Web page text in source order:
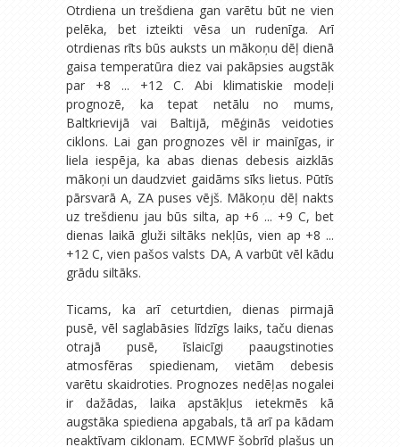
Otrdiena un trešdiena gan varētu būt ne vien
pelēka, bet izteikti vēsa un rudenīga. Arī
otrdienas rīts būs auksts un mākoņu dēļ dienā
gaisa temperatūra diez vai pakāpsies augstāk
par +8 ... +12 C. Abi klimatiskie modeļi
prognozē, ka tepat netālu no mums,
Baltkrievijā vai Baltijā, mēģinās veidoties
ciklons. Lai gan prognozes vēl ir mainīgas, ir
liela iespēja, ka abas dienas debesis aizklās
mākoņi un daudzviet gaidāms sīks lietus. Pūtīs
pārsvarā A, ZA puses vējš. Mākoņu dēļ nakts
uz trešdienu jau būs silta, ap +6 ... +9 C, bet
dienas laikā gluži siltāks nekļūs, vien ap +8 ...
+12 C, vien pašos valsts DA, A varbūt vēl kādu
grādu siltāks.
Ticams, ka arī ceturtdien, dienas pirmajā
pusē, vēl saglabāsies līdzīgs laiks, taču dienas
otrajā pusē, īslaicīgi paaugstinoties
atmosfēras spiedienam, vietām debesis
varētu skaidroties. Prognozes nedēļas nogalei
ir dažādas, laika apstākļus ietekmēs kā
augstāka spiediena apgabals, tā arī pa kādam
neaktīvam ciklonam. ECMWF šobrīd plašus un